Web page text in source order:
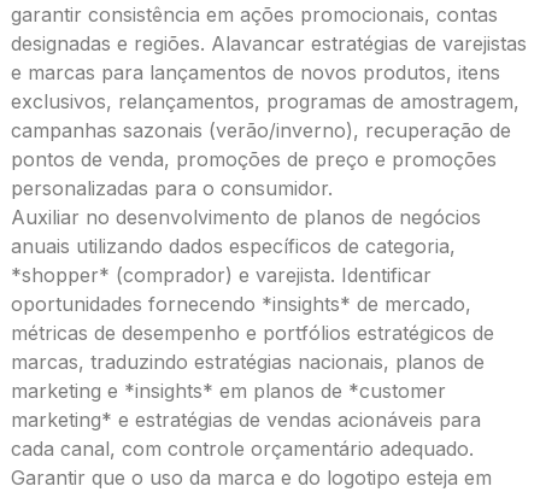
garantir consistência em ações promocionais, contas
designadas e regiões. Alavancar estratégias de varejistas
e marcas para lançamentos de novos produtos, itens
exclusivos, relançamentos, programas de amostragem,
campanhas sazonais (verão/inverno), recuperação de
pontos de venda, promoções de preço e promoções
personalizadas para o consumidor.
Auxiliar no desenvolvimento de planos de negócios
anuais utilizando dados específicos de categoria,
*shopper* (comprador) e varejista. Identificar
oportunidades fornecendo *insights* de mercado,
métricas de desempenho e portfólios estratégicos de
marcas, traduzindo estratégias nacionais, planos de
marketing e *insights* em planos de *customer
marketing* e estratégias de vendas acionáveis ​​para
cada canal, com controle orçamentário adequado.
Garantir que o uso da marca e do logotipo esteja em